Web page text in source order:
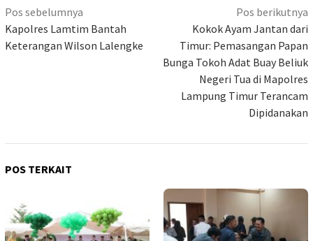
Navigasi
pos
Pos sebelumnya
Kapolres Lamtim Bantah
Keterangan Wilson Lalengke
Pos berikutnya
Kokok Ayam Jantan dari
Timur: Pemasangan Papan
Bunga Tokoh Adat Buay Beliuk
Negeri Tua di Mapolres
Lampung Timur Terancam
Dipidanakan
POS TERKAIT